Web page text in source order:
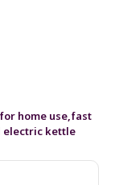
home use,fast
electric kettle